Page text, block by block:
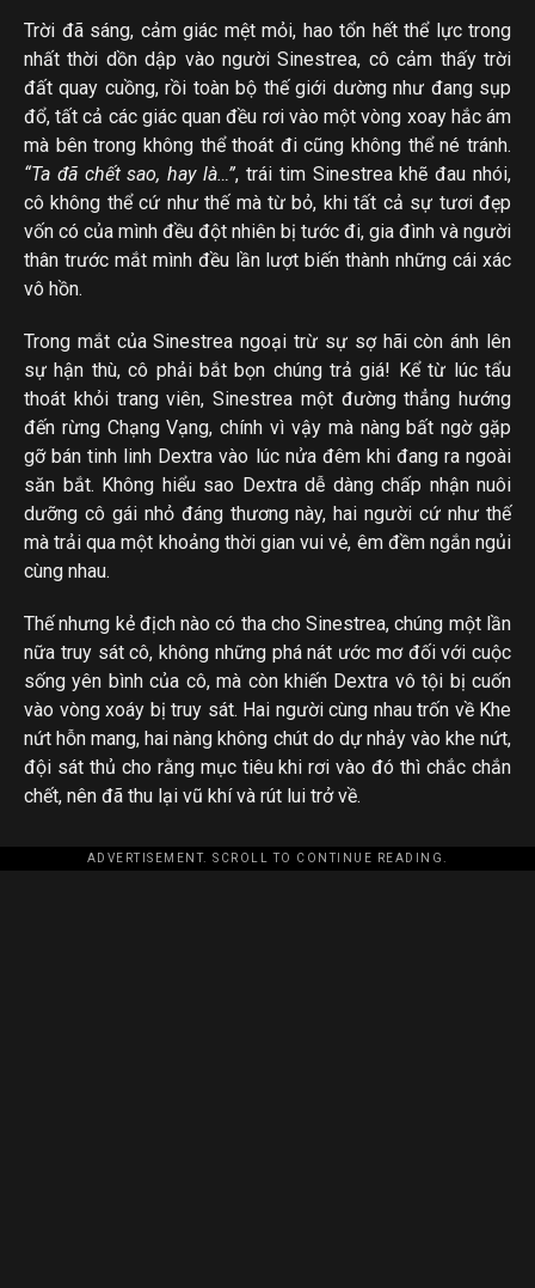
Trời đã sáng, cảm giác mệt mỏi, hao tổn hết thể lực trong
nhất thời dồn dập vào người Sinestrea, cô cảm thấy trời
đất quay cuồng, rồi toàn bộ thế giới dường như đang sụp
đổ, tất cả các giác quan đều rơi vào một vòng xoay hắc ám
mà bên trong không thể thoát đi cũng không thể né tránh.
“Ta đã chết sao, hay là…”, trái tim Sinestrea khẽ đau nhói,
cô không thể cứ như thế mà từ bỏ, khi tất cả sự tươi đẹp
vốn có của mình đều đột nhiên bị tước đi, gia đình và người
thân trước mắt mình đều lần lượt biến thành những cái xác
vô hồn.
Trong mắt của Sinestrea ngoại trừ sự sợ hãi còn ánh lên
sự hận thù, cô phải bắt bọn chúng trả giá! Kể từ lúc tẩu
thoát khỏi trang viên, Sinestrea một đường thẳng hướng
đến rừng Chạng Vạng, chính vì vậy mà nàng bất ngờ gặp
gỡ bán tinh linh Dextra vào lúc nửa đêm khi đang ra ngoài
săn bắt. Không hiểu sao Dextra dễ dàng chấp nhận nuôi
dưỡng cô gái nhỏ đáng thương này, hai người cứ như thế
mà trải qua một khoảng thời gian vui vẻ, êm đềm ngắn ngủi
cùng nhau.
Thế nhưng kẻ địch nào có tha cho Sinestrea, chúng một lần
nữa truy sát cô, không những phá nát ước mơ đối với cuộc
sống yên bình của cô, mà còn khiến Dextra vô tội bị cuốn
vào vòng xoáy bị truy sát. Hai người cùng nhau trốn về Khe
nứt hỗn mang, hai nàng không chút do dự nhảy vào khe nứt,
đội sát thủ cho rằng mục tiêu khi rơi vào đó thì chắc chắn
chết, nên đã thu lại vũ khí và rút lui trở về.
ADVERTISEMENT. SCROLL TO CONTINUE READING.